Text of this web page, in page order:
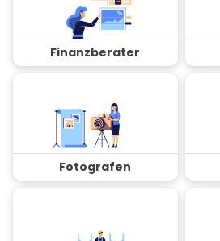
Finanzberater
Fotografen